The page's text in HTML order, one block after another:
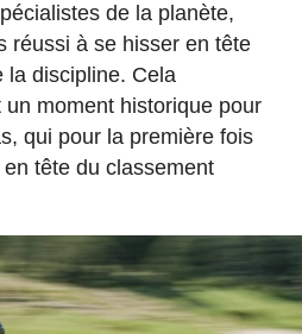
de la planète,
réussi à se hisser en tête
la discipline. Cela
moment historique pour
qui pour la première fois
tête du classement